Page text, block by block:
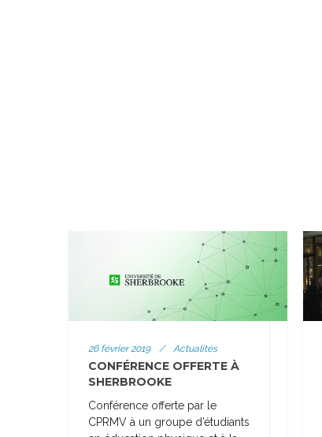
26 février 2019 / Actualités
CONFÉRENCE OFFERTE À
SHERBROOKE
Conférence offerte par le
CPRMV à un groupe d’étudiants